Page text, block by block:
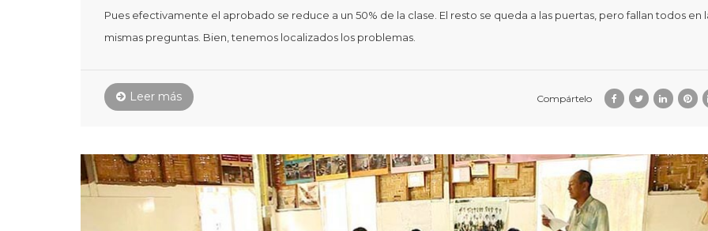
Pues efectivamente el aprobado se reduce a un 50% de la clase. El resto se queda a las puertas, pero fallan todos en
mismas preguntas. Bien, tenemos localizados los problemas.
Leer más Compártelo